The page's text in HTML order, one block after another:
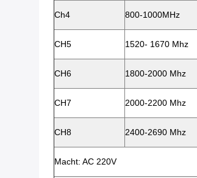
Ch4 800-1000MHz
CH5 1520- 1670 Mhz
CH6 1800-2000 Mhz
CH7 2000-2200 Mhz
CH8 2400-2690 Mhz
Macht: AC 220V